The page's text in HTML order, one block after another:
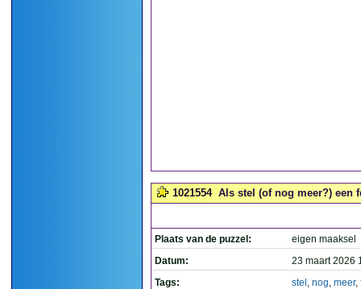
1021554 Als stel (of nog meer?) een
Plaats van de puzzel:
eigen maaksel
Datum:
23 maart 2026
Tags:
stel , nog, meer,